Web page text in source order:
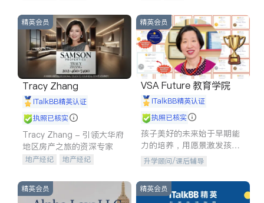
精英会员
Tracy Zhang
iTalkBB精英认证
执照已核实
Tracy Zhang - 引领大华府
地区房产之旅的资深专家
地产经纪
地产经纪
商铺租售
精英会员
VSA Future 教育学院
iTalkBB精英认证
执照已核实
孩子美好的未来始于早期能
力的培养，用愿景激发孩子
的学习潜力和动力。理念：
拥有成长型心态是成功的基
石。
升学顾问/课后辅导
精英会员 精英会员